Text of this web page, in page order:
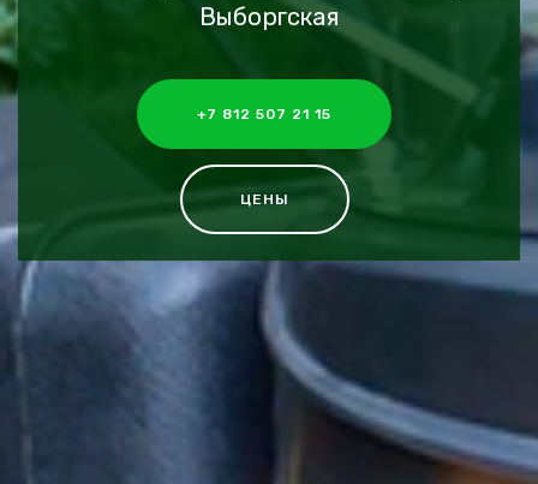
Выборгская
+7 812 507 21 15
ЦЕНЫ